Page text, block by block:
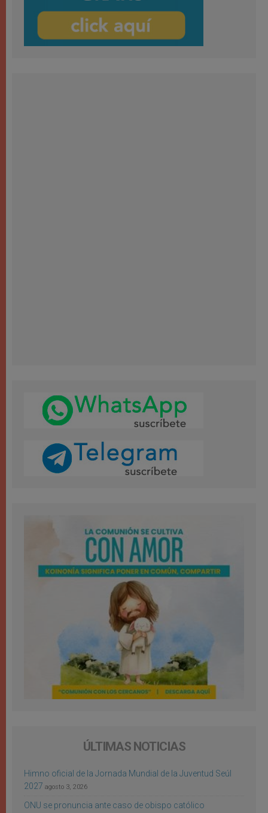
ÚLTIMAS NOTICIAS
Himno oficial de la Jornada Mundial de la Juventud Seúl
2027 agosto 3, 2026
ONU se pronuncia ante caso de obispo católico